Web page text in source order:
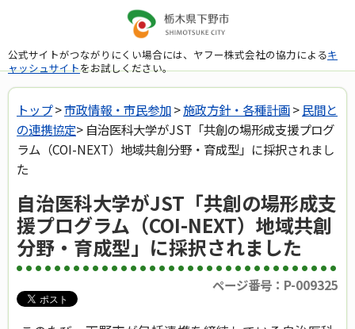
公式サイトがつながりにくい場合には、ヤフー株式会社の協力によるキ
ャッシュサイトをお試しください。
トップ>市政情報・市民参加>施政方針・各種計画> 民間と
の連携協定> 自治医科大学がJST「共創の場形成支援プログ
ラム（COI-NEXT）地域共創分野・育成型」に採択されまし
た
自治医科大学がJST「共創の場形成支
援プログラム（COI-NEXT）地域共創
分野・育成型」に採択されました
ページ番号：P-009325